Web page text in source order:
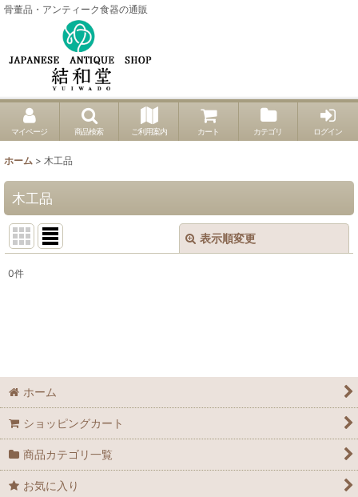
骨董品・アンティーク食器の通販
マイページ 商品検索 ご利用案内 カート カテゴリ ログイン
ホーム > 木工品
木工品
表示順変更
0件
ホーム
ショッピングカート
商品カテゴリ一覧
お気に入り